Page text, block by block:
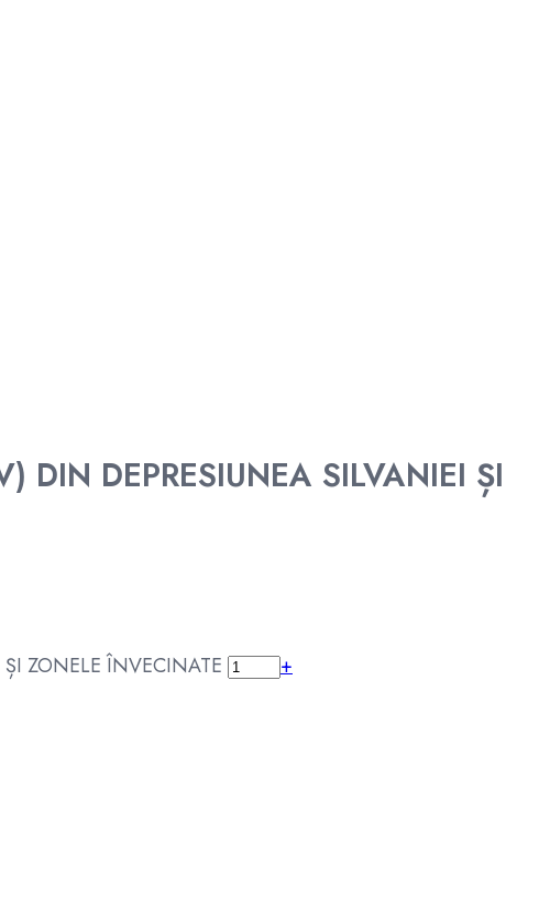
DIN DEPRESIUNEA SILVANIEI ȘI
ZONELE ÎNVECINATE +